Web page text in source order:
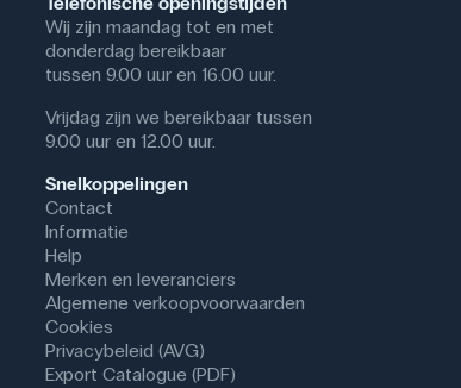
Wij zijn maandag tot en met
donderdag bereikbaar
tussen 9.00 uur en 16.00 uur.
Vrijdag zijn we bereikbaar tussen
9.00 uur en 12.00 uur.
Snelkoppelingen
Contact
Informatie
Help
Merken en leveranciers
Algemene verkoopvoorwaarden
Cookies
Privacybeleid (AVG)
Export Catalogue (PDF)